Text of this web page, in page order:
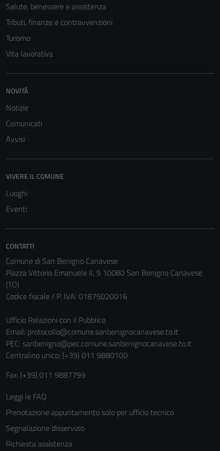
Salute, benessere e assistenza
Tributi, finanze e contravvenzioni
Turismo
Vita lavorativa
NOVITÀ
Notizie
Comunicati
Avvisi
VIVERE IL COMUNE
Luoghi
Eventi
CONTATTI
Comune di San Benigno Canavese
Piazza Vittorio Emanuele II, 9 10080 San Benigno Canavese
(TO)
Codice fiscale / P. IVA: 01875020016
Ufficio Relazioni con il Pubblico
Email: protocollo@comune.sanbenignocanavese.to.it
PEC: sanbenigno@pec.comune.sanbenignocanavese.to.it
Centralino unico: (+39) 011 9880100
Fax: (+39) 011 9887799
Leggi le FAQ
Prenotazione appuntamento solo per ufficio tecnico
Segnalazione disservizio
Richiesta assistenza
per il
Questi cookie